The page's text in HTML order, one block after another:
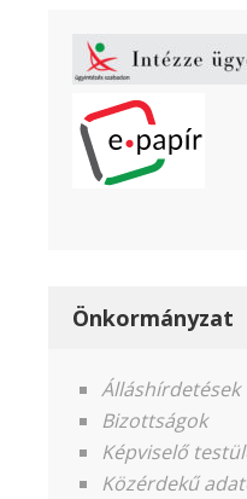
Önkormányzat
Álláshírdetések
Bizottságok
Képviselő
Közérdekű